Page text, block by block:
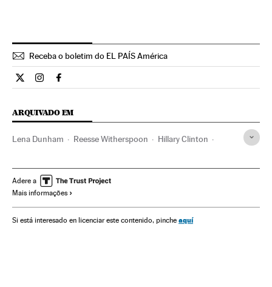
Receba o boletim do EL PAÍS América
Cultura El País Brasil en Twitter
Cultura El País Brasil en Instagram
Cultura El País Brasil en Facebook
ARQUIVADO EM
Lena Dunham Reesse Witherspoon Hillary Clinton
Série suspense Gêneros séries
Direitos mulher
Mulheres Televisão Programação
Adere a
Mais informações
Si está interesado en licenciar este contenido, pinche aquí